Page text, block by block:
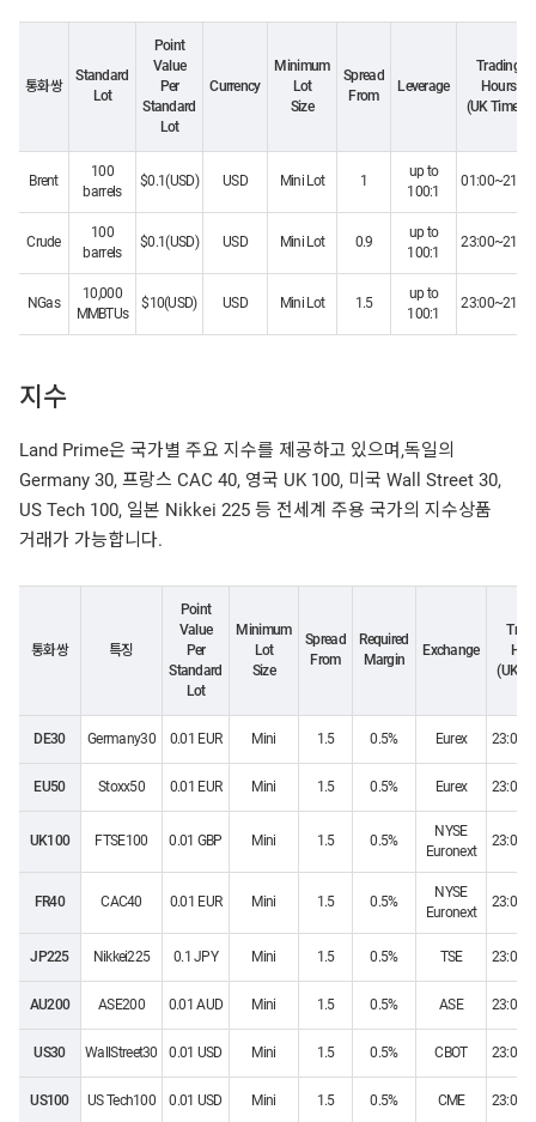
통화쌍
Standard
Lot
Point
Value
Per
Standard
Lot
Currency
Minimum
Lot
Size
Spread
From
Leverage
Trading
Hours
(UK Time) *
Brent
100
barrels
$0.1(USD) USD Mini Lot 1
up to
100:1
01:00~21:59
Crude
100
barrels
$0.1(USD) USD Mini Lot 0.9
up to
100:1
23:00~21:59
NGas
10,000
MMBTUs
$10(USD) USD Mini Lot 1.5
up to
100:1
23:00~21:59
지수
Land Prime은 국가별 주요 지수를 제공하고 있으며,독일의
Germany 30, 프랑스 CAC 40, 영국 UK 100, 미국 Wall Street 30,
US Tech 100, 일본 Nikkei 225 등 전세계 주용 국가의 지수상품
거래가 가능합니다.
통화쌍 특징
Point
Value
Per
Standard
Lot
Minimum
Lot
Size
Spread
From
Required
Margin
Exchange
(UK
DE30 Germany30 0.01 EUR Mini 1.5 0.5% Eurex
EU50 Stoxx50 0.01 EUR Mini 1.5 0.5% Eurex
UK100 FTSE100 0.01 GBP Mini 1.5 0.5%
NYSE
Euronext
FR40 CAC40 0.01 EUR Mini 1.5 0.5%
NYSE
Euronext
JP225 Nikkei225 0.1 JPY Mini 1.5 0.5% TSE
AU200 ASE200 0.01 AUD Mini 1.5 0.5% ASE
US30 WallStreet30 0.01 USD Mini 1.5 0.5% CBOT
US100 US Tech100 0.01 USD Mini 1.5 0.5% CME